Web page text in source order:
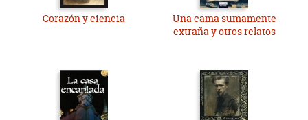
Corazón y ciencia
Una cama sumamente
extraña y otros relatos